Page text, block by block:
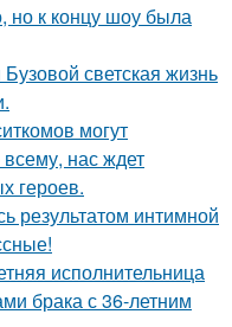
но к концу шоу была
светская жизнь
могут
нас ждет
героев.
результатом интимной
исполнительница
брака с 36-летним